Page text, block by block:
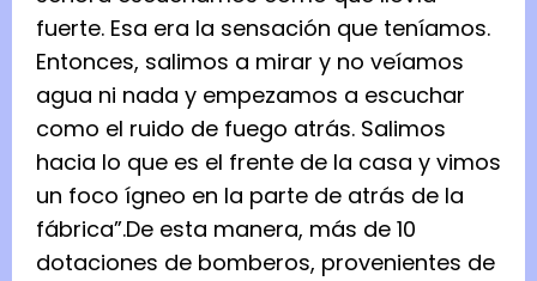
fuerte. Esa era la sensación que teníamos.
Entonces, salimos a mirar y no veíamos
agua ni nada y empezamos a escuchar
como el ruido de fuego atrás. Salimos
hacia lo que es el frente de la casa y vimos
un foco ígneo en la parte de atrás de la
fábrica”.De esta manera, más de 10
dotaciones de bomberos, provenientes de